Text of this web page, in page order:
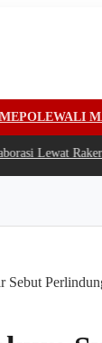
POLEWALI
Lewat Rakerda|
Sebut